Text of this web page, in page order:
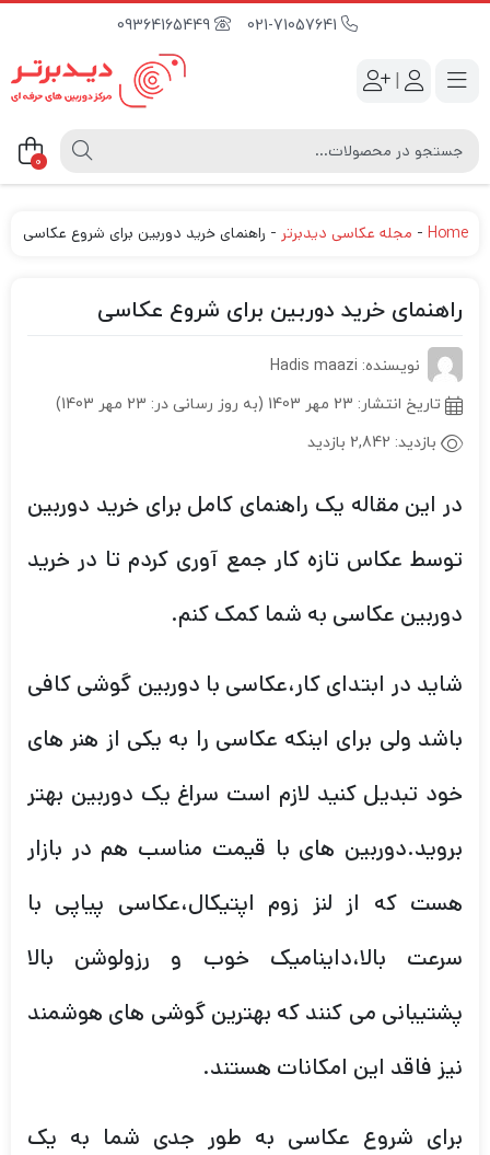
09364165449
|
0
Home
- مجله عکاسی دیدبرتر - راهنمای خرید دوربین برای شروع عکاسی
راهنمای خرید دوربین برای شروع عکاسی
نویسنده: Hadis maazi
تاریخ انتشار: 23 مهر 1403 (به روز رسانی در: 23 مهر 1403)
بازدید: 2,842 بازدید
در این مقاله یک راهنمای کامل برای خرید دوربین
توسط عکاس تازه کار جمع آوری کردم تا در خرید
دوربین عکاسی به شما کمک کنم.
شاید در ابتدای کار،عکاسی با دوربین گوشی کافی
باشد ولی برای اینکه عکاسی را به یکی از هنر های
خود تبدیل کنید لازم است سراغ یک دوربین بهتر
بروید.دوربین های با قیمت مناسب هم در بازار
هست که از لنز زوم اپتیکال،عکاسی پیاپی با
سرعت بالا،داینامیک خوب و رزولوشن بالا
پشتیبانی می کنند که بهترین گوشی های هوشمند
نیز فاقد این امکانات هستند.
برای شروع عکاسی به طور جدی شما به یک